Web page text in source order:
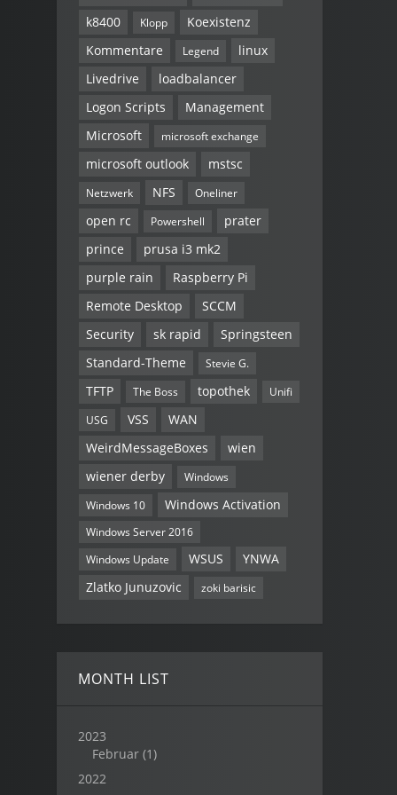
k8400
Klopp
Koexistenz
Kommentare
Legend
linux
Livedrive
loadbalancer
Logon Scripts
Management
Microsoft
microsoft exchange
microsoft outlook mstsc
Netzwerk NFS Oneliner
open rc Powershell
prater
prince
prusa i3 mk2
purple rain
Raspberry Pi
Remote Desktop
SCCM
Security
sk rapid
Springsteen
Standard-Theme
Stevie G.
TFTP The Boss topothek
Unifi
USG
VSS
WAN
WeirdMessageBoxes
wien
wiener derby
Windows
Windows 10
Windows Activation
Windows Server 2016
Windows Update
WSUS
YNWA
Zlatko Junuzovic
zoki barisic
MONTH LIST
2023
Februar (1)
2022